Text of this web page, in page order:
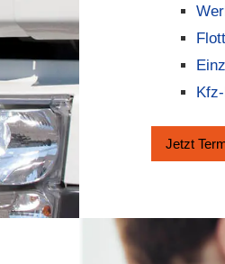
Jetzt